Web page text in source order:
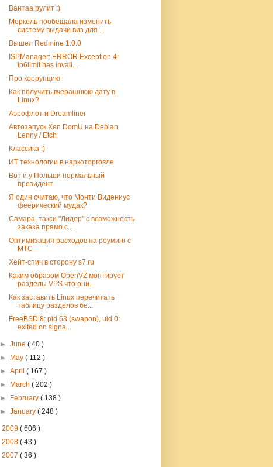
Вантаа рулит :)
Меркель пообещала изменить
систему выдачи виз для ...
Вышел Redmine 1.0.0
ISPManager: ERROR Exception 4:
ip6limit has invali...
Про коррупцию
Как получить вчерашнюю дату в
Linux?
Аэрофлот и Dreamliner
Автозапуск Xen DomU на Debian
Lenny / Etch
Классика :)
ИТ технологии в наркоторговле
Вот и у Польши нормальный
президент
Я один считаю, что Монти Видениус
феерический мудак?
Самара, такси "Лидер" с возможность
заказа прямо с...
Оптимизация расходов на роуминг с
МТС
Хейт-спич в сторону s7.ru
Каким образом OpenVZ монтирует
разделы VPS что они...
Как заставить Linux перечитать
таблицу разделов бе...
FreeBSD 8: pid 63 (swapon), uid 0:
exited on signa...
►June( 40 )
►
May( 112 )
►April( 167 )
►
March( 202 )
►
February( 138 )
►January( 248 )
2009 ( 606 )
2008 ( 43 )
2007 ( 36 )